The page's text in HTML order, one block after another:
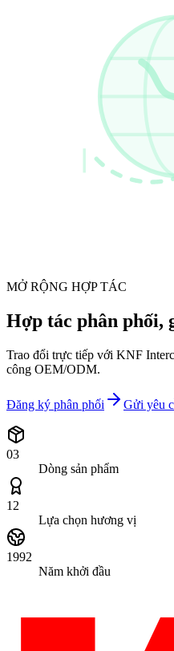
MỞ RỘNG HỢP TÁC
Hợp tác phân phối,
Trao đổi trực tiếp với KNF
công OEM/ODM.
Đăng ký phân phối Gửi yêu
03
Dòng sản phẩm
12
Lựa chọn hương vị
1992
Năm khởi đầu